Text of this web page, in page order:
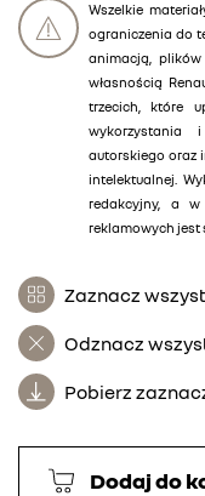
Wszelkie
ograniczenia do
animacją,
własnością
trzecich, które
wykorzystania
autorskiego oraz
intelektualnej.
redakcyjny, a
reklamowych jest
Zaznacz
Odznacz
Pobierz
Dodaj do